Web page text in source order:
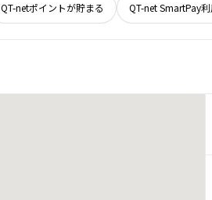
QT-netポイントが貯まる QT-net SmartPay